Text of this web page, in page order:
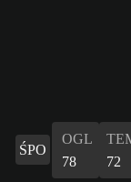
ŚPO
OGL
78
72